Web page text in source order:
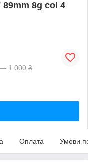
89mm 8g col 4
— 1 000 ₴
Оплата Умови